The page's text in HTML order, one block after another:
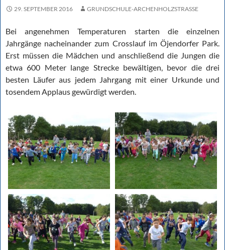
29. SEPTEMBER 2016 GRUNDSCHULE-ARCHENHOLZSTRASSE
Bei angenehmen Temperaturen starten die einzelnen
Jahrgänge nacheinander zum Crosslauf im Öjendorfer Park.
Erst müssen die Mädchen und anschließend die Jungen die
etwa 600 Meter lange Strecke bewältigen, bevor die drei
besten Läufer aus jedem Jahrgang mit einer Urkunde und
tosendem Applaus gewürdigt werden.